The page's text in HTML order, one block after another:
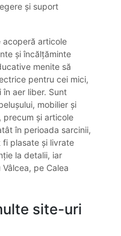
și suport
acoperă articole
și încălțăminte
menite să
pentru cei mici,
aer liber. Sunt
mobilier și
precum și articole
în perioada sarcinii,
plasate și livrate
la detalii, iar
pe Calea
site-uri